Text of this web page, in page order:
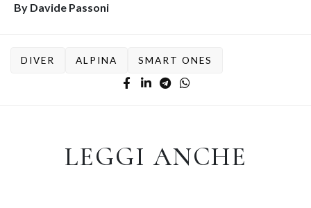
By Davide Passoni
DIVER ALPINA SMART ONES
LEGGI ANCHE